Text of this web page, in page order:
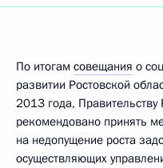
По итогам совещания о
развитии Ростовской
2013 года, Правительству
рекомендовано принять
на недопущение роста
осуществляющих